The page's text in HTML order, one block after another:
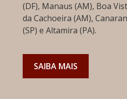
(DF), Manaus (AM), Boa
da Cachoeira (AM),
(SP) e Altamira (PA).
SAIBA MAIS